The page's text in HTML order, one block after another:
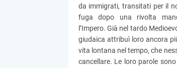
da immigrati, transitati per il
fuga dopo una rivolta
l’Impero. Già nel tardo
giudaica attribuì loro ancora
vita lontana nel tempo, che
cancellare. Le loro parole